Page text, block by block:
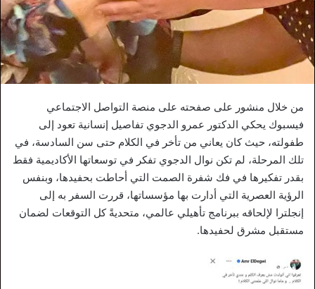
من خلال منشور على صفحته على منصة التواصل الاجتماعي
فيسبوك يحكي الدكتور عمرو الدجوي تفاصيل إنسانية تعود إلى
طفولته، حيث كان يعاني من تأخر في الكلام حتى سن السادسة، في
تلك المرحلة، لم تكن نوال الدجوي تفكر في توسعاتها الأكاديمية فقط
بقدر تفكيرها في فك شفرة الصمت التي أحاطت بحفيدها، وبنفس
الرؤية العصرية التي أدارت بها مؤسساتها، قررت السفر به إلى
إنجلترا لإلحاقه ببرنامج تأهيلي عالمي، متحديةً كل التوقعات لضمان
مستقبل مشرق لحفيدها.